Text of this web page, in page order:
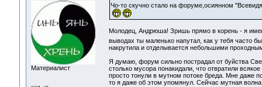
Материалист
Чо-то скучно стало на форуме,осиянном
Молодец, Андрюша! Зришь прямо в корень - я
выводах ты маленько напутал, как у тебя часто
накрутила и отделывается небольшими
Я думаю, форум сильно пострадал от буйства
столько мусора понакидали, что отвратили
просто тонули в мутном потоке бреда. Мне даже
то я даже об этом упомянул. Сейчас мутная